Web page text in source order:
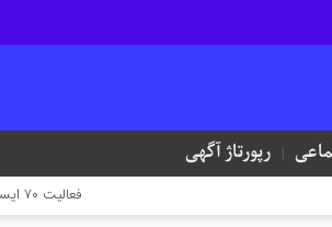
رپورتاژ آگهی